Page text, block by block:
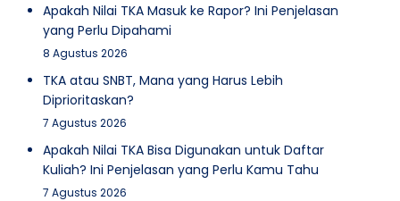
Apakah Nilai TKA Masuk ke Rapor? Ini Penjelasan
yang Perlu Dipahami
8 Agustus 2026
TKA atau SNBT, Mana yang Harus Lebih
Diprioritaskan?
7 Agustus 2026
Apakah Nilai TKA Bisa Digunakan untuk Daftar
Kuliah? Ini Penjelasan yang Perlu Kamu Tahu
7 Agustus 2026